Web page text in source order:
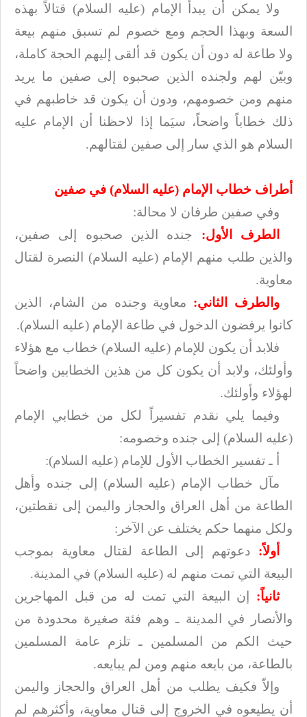
ولا يمكن أن يبدأ الإمام (عليه السلام) قتالاً بهذه
السعة وبهذا الحجم ومع خصوم لم تسبق منهم بيعة
ولا طاعة له دون أن يكون قد ألقى إليهم الحجة كاملة،
وبيّن لهم ولجنده الذين صحبوه إلى صفين ما يريد
منهم ومن خصومهم، ودون أن يكون قد خاطبهم في
ذلك خطاباً واضحاً، سيَما إذا لاحظنا أن الإمام عليه
السلام هو الذي سار إلى صفين لقتالهم.
أطراف خطاب الإمام (عليه السلام) في صفين
وفي صفين طرفان لا محالة:
الطرف الأول: جنده الذين صحبوه إلى صفين،
والذين طلب منهم الإمام (عليه السلام) النصرة لقتال
معاوية.
والطرف الثاني: معاوية وجنده من الشام، الذين
كانوا يرفضون الدخول في طاعة الإمام (عليه السلام).
فلابد أن يكون للإمام (عليه السلام) خطاب مع هؤلاء
وأولئك، ولابد أن يكون كل من هذين الخطابين واضحاً
لهؤلاء وأولئك.
وفيما يلي نقدم تفسيراً لكل من خطابي الإمام
(عليه السلام) إلى جنده وخصومه:
أ ـ تفسير الخطاب الأول للإمام (عليه السلام):
مآل خطاب الإمام (عليه السلام) إلى جنده وأهل
الطاعة من أهل العراق والحجاز واليمن إلى نقطتين،
ولكل منهما حكم يختلف عن الآخر :
أولاً: دعوتهم إلى الطاعة لقتال معاوية بموجب
البيعة التي تمت منهم له (عليه السلام) في المدينة.
ثانياً: إن البيعة التي تمت له من قبل المهاجرين
والأنصار في المدينة ـ وهم فئة صغيرة محدودة من
حيث الكم من المسلمين ـ تلزم عامة المسلمين
بالطاعة، من بايعه منهم ومن لم يبايعه.
وإلاّ فكيف يطلب من أهل العراق والحجاز واليمن
أن يطيعوه في الخروج إلى قتال معاوية، وأكثرهم لم